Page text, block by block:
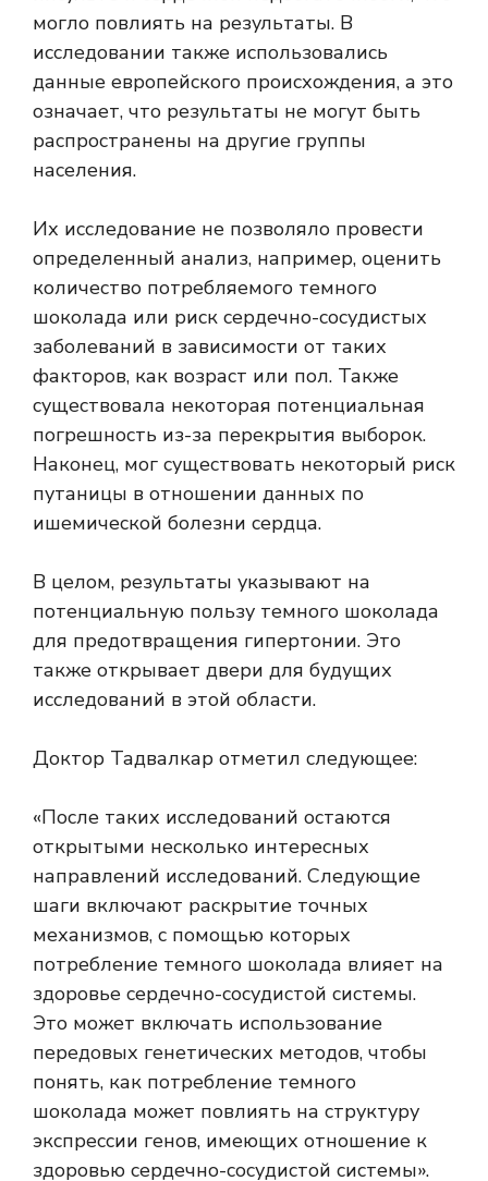
могло повлиять на результаты. В
исследовании также использовались
данные европейского происхождения, а это
означает, что результаты не могут быть
распространены на другие группы
населения.
Их исследование не позволяло провести
определенный анализ, например, оценить
количество потребляемого темного
шоколада или риск сердечно-сосудистых
заболеваний в зависимости от таких
факторов, как возраст или пол. Также
существовала некоторая потенциальная
погрешность из-за перекрытия выборок.
Наконец, мог существовать некоторый риск
путаницы в отношении данных по
ишемической болезни сердца.
В целом, результаты указывают на
потенциальную пользу темного шоколада
для предотвращения гипертонии. Это
также открывает двери для будущих
исследований в этой области.
Доктор Тадвалкар отметил следующее:
«После таких исследований остаются
открытыми несколько интересных
направлений исследований. Следующие
шаги включают раскрытие точных
механизмов, с помощью которых
потребление темного шоколада влияет на
здоровье сердечно-сосудистой системы.
Это может включать использование
передовых генетических методов, чтобы
понять, как потребление темного
шоколада может повлиять на структуру
экспрессии генов, имеющих отношение к
здоровью сердечно-сосудистой системы».